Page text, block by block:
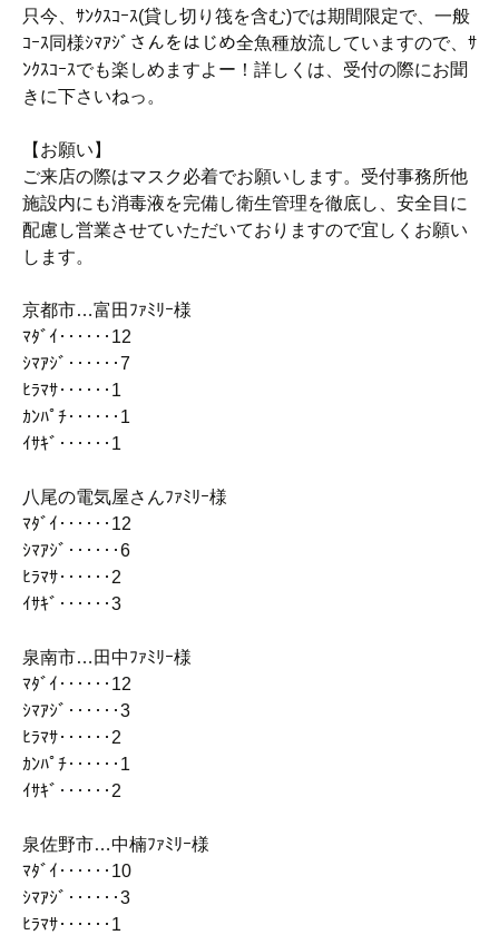
只今、ｻﾝｸｽｺｰｽ(貸し切り筏を含む)では期間限定で、一般
ｺｰｽ同様ｼﾏｱｼﾞさんをはじめ全魚種放流していますので、ｻ
ﾝｸｽｺｰｽでも楽しめますよー！詳しくは、受付の際にお聞
きに下さいねっ。
【お願い】
ご来店の際はマスク必着でお願いします。受付事務所他
施設内にも消毒液を完備し衛生管理を徹底し、安全目に
配慮し営業させていただいておりますので宜しくお願い
します。
京都市…富田ﾌｧﾐﾘｰ様
ﾏﾀﾞｲ‥‥‥12
ｼﾏｱｼﾞ‥‥‥7
ﾋﾗﾏｻ‥‥‥1
ｶﾝﾊﾟﾁ‥‥‥1
ｲｻｷﾞ‥‥‥1
八尾の電気屋さんﾌｧﾐﾘｰ様
ﾏﾀﾞｲ‥‥‥12
ｼﾏｱｼﾞ‥‥‥6
ﾋﾗﾏｻ‥‥‥2
ｲｻｷﾞ‥‥‥3
泉南市…田中ﾌｧﾐﾘｰ様
ﾏﾀﾞｲ‥‥‥12
ｼﾏｱｼﾞ‥‥‥3
ﾋﾗﾏｻ‥‥‥2
ｶﾝﾊﾟﾁ‥‥‥1
ｲｻｷﾞ‥‥‥2
泉佐野市…中楠ﾌｧﾐﾘｰ様
ﾏﾀﾞｲ‥‥‥10
ｼﾏｱｼﾞ‥‥‥3
ﾋﾗﾏｻ‥‥‥1